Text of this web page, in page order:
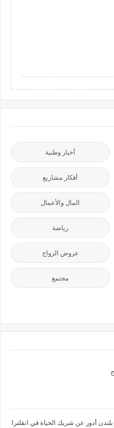
أخبار وطنية
أفكار مشاريع
المال والأعمال
رياضة
عروض الزواج
مجتمع
أدور عن شريك الحياة في انقلترا